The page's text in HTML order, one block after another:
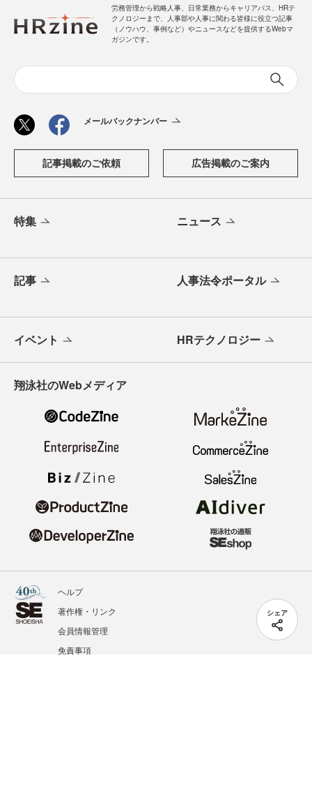
シェア
労務管理から戦略人事、日常業務からキャリアパス、HRテ
クノロジーまで、人事部や人事に関わる皆様に役立つ記事
（ノウハウ、事例など）やニュースなどを提供するWebマ
ガジンです。
メールバックナンバー
記事掲載のご依頼 広告掲載のご案内
特集 ニュース
記事 人事法令ポータル
イベント HRテクノロジー
翔泳社のWebメディア
ヘルプ
著作権・リンク
会員情報管理
免責事項